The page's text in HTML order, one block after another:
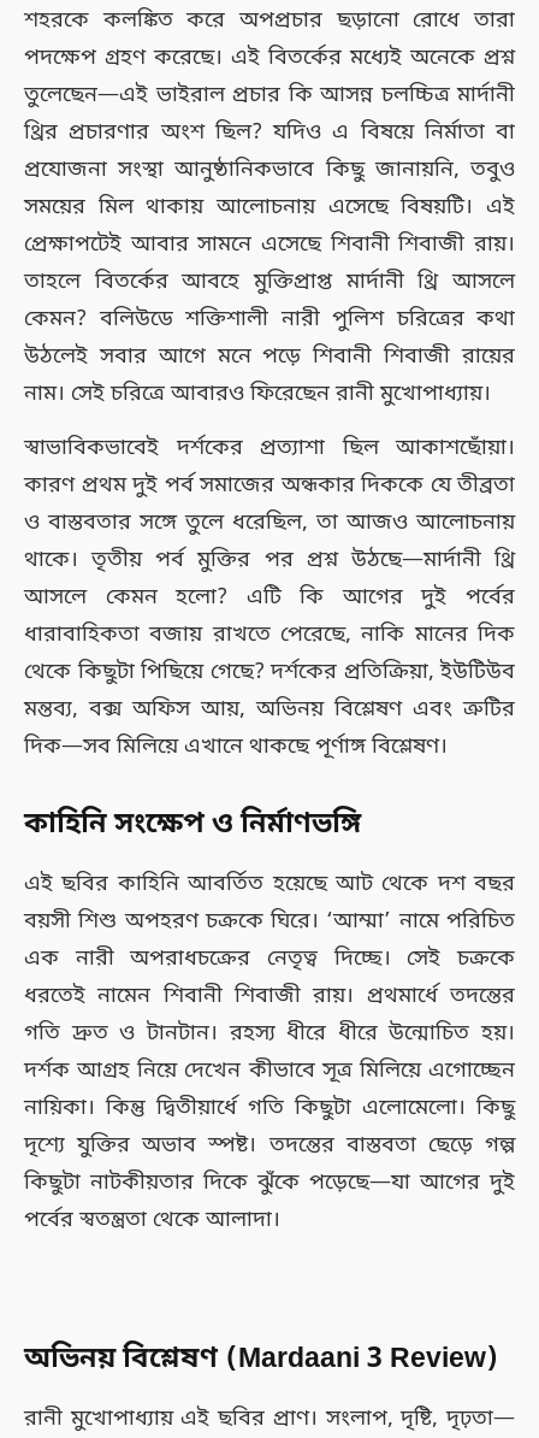
শহরকে কলঙ্কিত করে অপপ্রচার ছড়ানো রোধে তারা
পদক্ষেপ গ্রহণ করেছে। এই বিতর্কের মধ্যেই অনেকে প্রশ্ন
তুলেছেন—এই ভাইরাল প্রচার কি আসন্ন চলচ্চিত্র মার্দানী
থ্রির প্রচারণার অংশ ছিল? যদিও এ বিষয়ে নির্মাতা বা
প্রযোজনা সংস্থা আনুষ্ঠানিকভাবে কিছু জানায়নি, তবুও
সময়ের মিল থাকায় আলোচনায় এসেছে বিষয়টি। এই
প্রেক্ষাপটেই আবার সামনে এসেছে শিবানী শিবাজী রায়।
তাহলে বিতর্কের আবহে মুক্তিপ্রাপ্ত মার্দানী থ্রি আসলে
কেমন? বলিউডে শক্তিশালী নারী পুলিশ চরিত্রের কথা
উঠলেই সবার আগে মনে পড়ে শিবানী শিবাজী রায়ের
নাম। সেই চরিত্রে আবারও ফিরেছেন রানী মুখোপাধ্যায়।
স্বাভাবিকভাবেই দর্শকের প্রত্যাশা ছিল আকাশছোঁয়া।
কারণ প্রথম দুই পর্ব সমাজের অন্ধকার দিককে যে তীব্রতা
ও বাস্তবতার সঙ্গে তুলে ধরেছিল, তা আজও আলোচনায়
থাকে। তৃতীয় পর্ব মুক্তির পর প্রশ্ন উঠছে—মার্দানী থ্রি
আসলে কেমন হলো? এটি কি আগের দুই পর্বের
ধারাবাহিকতা বজায় রাখতে পেরেছে, নাকি মানের দিক
থেকে কিছুটা পিছিয়ে গেছে? দর্শকের প্রতিক্রিয়া, ইউটিউব
মন্তব্য, বক্স অফিস আয়, অভিনয় বিশ্লেষণ এবং ত্রুটির
দিক—সব মিলিয়ে এখানে থাকছে পূর্ণাঙ্গ বিশ্লেষণ।
কাহিনি সংক্ষেপ ও নির্মাণভঙ্গি
এই ছবির কাহিনি আবর্তিত হয়েছে আট থেকে দশ বছর
বয়সী শিশু অপহরণ চক্রকে ঘিরে। ‘আম্মা’ নামে পরিচিত
এক নারী অপরাধচক্রের নেতৃত্ব দিচ্ছে। সেই চক্রকে
ধরতেই নামেন শিবানী শিবাজী রায়। প্রথমার্ধে তদন্তের
গতি দ্রুত ও টানটান। রহস্য ধীরে ধীরে উন্মোচিত হয়।
দর্শক আগ্রহ নিয়ে দেখেন কীভাবে সূত্র মিলিয়ে এগোচ্ছেন
নায়িকা। কিন্তু দ্বিতীয়ার্ধে গতি কিছুটা এলোমেলো। কিছু
দৃশ্যে যুক্তির অভাব স্পষ্ট। তদন্তের বাস্তবতা ছেড়ে গল্প
কিছুটা নাটকীয়তার দিকে ঝুঁকে পড়েছে—যা আগের দুই
পর্বের স্বতন্ত্রতা থেকে আলাদা।
অভিনয় বিশ্লেষণ (Mardaani 3 Review)
রানী মুখোপাধ্যায় এই ছবির প্রাণ। সংলাপ, দৃষ্টি, দৃঢ়তা—